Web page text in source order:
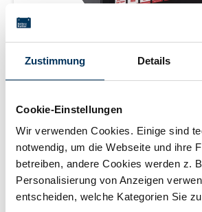
Zustimmung Details
Cookie-Einstellungen
Wir verwenden Cookies. Einige sind
notwendig, um die Webseite und ihre
betreiben, andere Cookies werden z.
Personalisierung von Anzeigen
entscheiden, welche Kategorien Sie
Typ: LiFePO4 Nominale Spannung:
Ah @ 0,2C Konstanter Entladestrom: 25
Entladestrom: 30 A Dauer Spitzen
Anschluss: T2 Gehäuse: ABS, UL-94 V-
verschaltbar: / Parallel verschaltbar:
Für Preis bitte anmelden